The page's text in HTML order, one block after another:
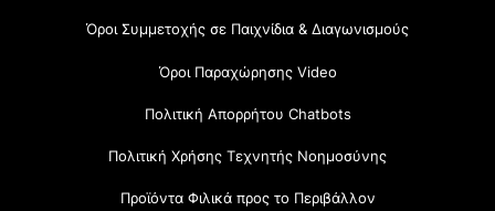
Όροι Συμμετοχής σε Παιχνίδια & Διαγωνισμούς
Όροι Παραχώρησης Video
Πολιτική Απορρήτου Chatbots
Πολιτική Χρήσης Τεχνητής Νοημοσύνης
Προϊόντα Φιλικά προς το Περιβάλλον